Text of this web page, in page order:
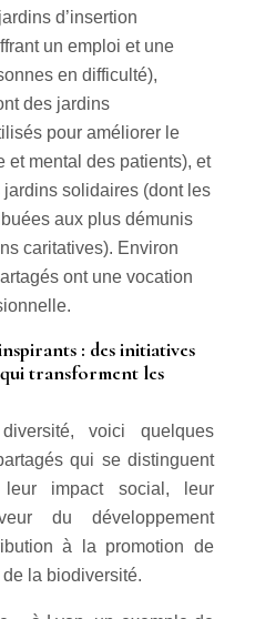
d’insertion
un emploi et une
en difficulté),
des jardins
pour améliorer le
et mental des patients), et
solidaires (dont les
aux plus démunis
caritatives). Environ
ont une vocation
: des initiatives
transforment les
voici quelques
qui se distinguent
impact social, leur
du développement
à la promotion de
de la biodiversité.